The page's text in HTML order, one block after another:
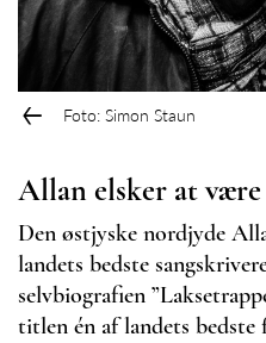
← Foto: Simon Staun
Allan elsker at
Den østjyske nordjyde
landets bedste
selvbiografien
titlen én af landets